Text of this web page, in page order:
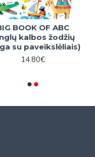
BOOK OF ABC
kalbos žodžių
su paveikslėliais)
14.80€